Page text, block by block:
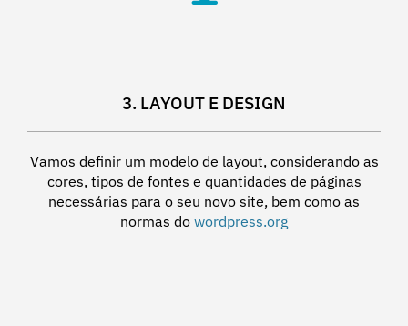
3. LAYOUT E DESIGN
Vamos definir um modelo de layout, considerando as
cores, tipos de fontes e quantidades de páginas
necessárias para o seu novo site, bem como as
normas do wordpress.org